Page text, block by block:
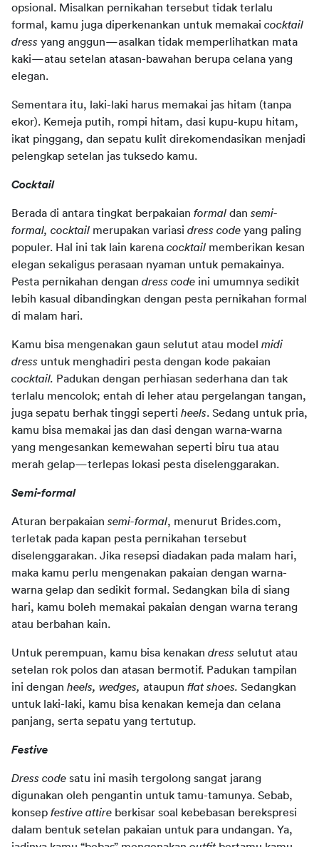
opsional. Misalkan pernikahan tersebut tidak terlalu
formal, kamu juga diperkenankan untuk memakai cocktail
dress yang anggun—asalkan tidak memperlihatkan mata
kaki—atau setelan atasan-bawahan berupa celana yang
elegan.
Sementara itu, laki-laki harus memakai jas hitam (tanpa
ekor). Kemeja putih, rompi hitam, dasi kupu-kupu hitam,
ikat pinggang, dan sepatu kulit direkomendasikan menjadi
pelengkap setelan jas tuksedo kamu.
Cocktail
Berada di antara tingkat berpakaian formal dan semi-
formal, cocktail merupakan variasi dress code yang paling
populer. Hal ini tak lain karena cocktail memberikan kesan
elegan sekaligus perasaan nyaman untuk pemakainya.
Pesta pernikahan dengan dress code ini umumnya sedikit
lebih kasual dibandingkan dengan pesta pernikahan formal
di malam hari.
Kamu bisa mengenakan gaun selutut atau model midi
dress
cocktail. Padukan dengan perhiasan sederhana dan tak
terlalu mencolok; entah di leher atau pergelangan tangan,
juga sepatu berhak tinggi seperti heels. Sedang untuk pria,
kamu bisa memakai jas dan dasi dengan warna-warna
yang mengesankan kemewahan seperti biru tua atau
merah gelap—terlepas lokasi pesta diselenggarakan.
Semi-formal
Aturan berpakaian semi-formal, menurut Brides.com,
terletak pada kapan pesta pernikahan tersebut
diselenggarakan. Jika resepsi diadakan pada malam hari,
maka kamu perlu mengenakan pakaian dengan warna-
warna gelap dan sedikit formal. Sedangkan bila di siang
hari, kamu boleh memakai pakaian dengan warna terang
atau berbahan kain.
Untuk perempuan, kamu bisa kenakan dress selutut atau
setelan rok polos dan atasan bermotif. Padukan tampilan
ini dengan heels, wedges, ataupun flat shoes. Sedangkan
untuk laki-laki, kamu bisa kenakan kemeja dan celana
panjang, serta sepatu yang tertutup.
Festive
Dress code satu ini masih tergolong sangat jarang
digunakan oleh pengantin untuk tamu-tamunya. Sebab,
konsep festive attire berkisar soal kebebasan berekspresi
dalam bentuk setelan pakaian untuk para undangan. Ya,